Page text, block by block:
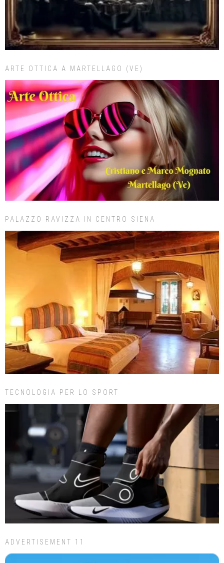
ARTE OTTICA A MARTELLAGO (VE)
PALAZZO RAVIZZA IN CENTRO SIENA
TECNOLOGIA PER LO SPORT
ADVERTISEMENT 11